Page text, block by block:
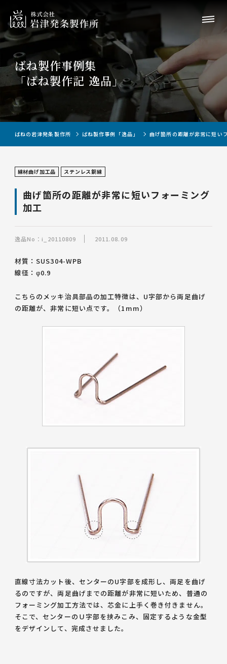
ばね製作事例集
「ばね製作記 逸品」
ばねの岩津発条製作所 ばね製作事例「逸品」 曲げ箇所の距離が非常に短い
線材曲げ加工品 ステンレス鋼線
曲げ箇所の距離が非常に短いフォーミング
加工
逸品No：i_20110809 2011.08.09
材質：SUS304-WPB
線径：φ0.9
こちらのメッキ治具部品の加工特徴は、U字部から両足曲げ
の距離が、非常に短い点です。（1mm）
直線寸法カット後、センターのU字部を成形し、両足を曲げ
るのですが、両足曲げまでの距離が非常に短いため、普通の
フォーミング加工方法では、芯金に上手く巻き付きません。
そこで、センターのＵ字部を挟みこみ、固定するような金型
をデザインして、完成させました。